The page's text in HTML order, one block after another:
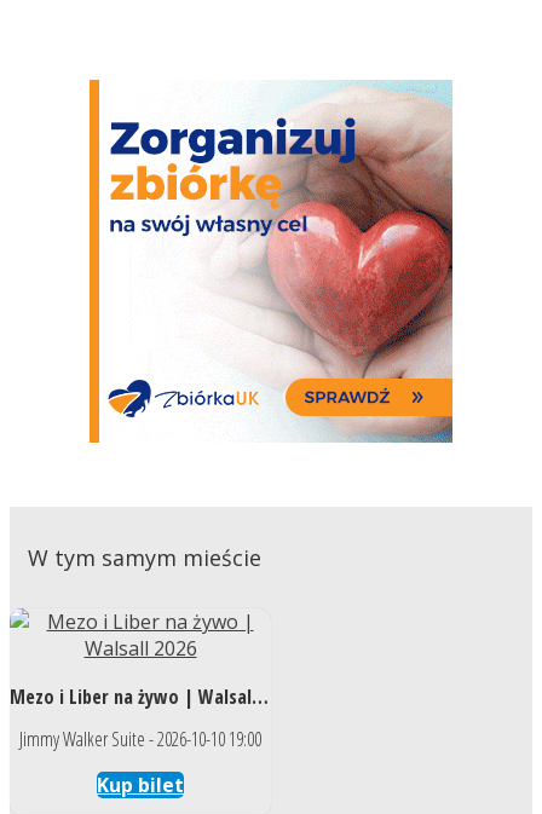
W tym samym mieście
Mezo i Liber na żywo | Walsall 2026
Jimmy Walker Suite - 2026-10-10 19:00
Kup bilet